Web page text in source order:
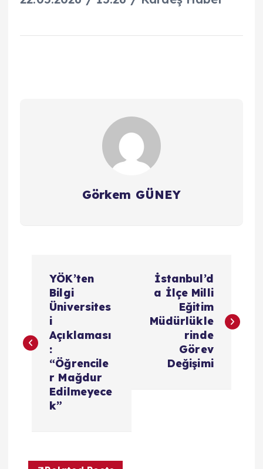
Görkem GÜNEY
ı
YÖK’ten
Bilgi
Üniversites
i
Açıklaması
:
“Öğrencile
r Mağdur
Edilmeyece
k”
İstanbul’d
a İlçe Milli
Eğitim
Müdürlükle
rinde
Görev
Değişimi